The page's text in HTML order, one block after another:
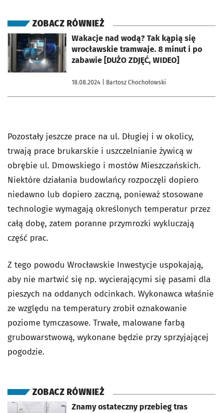
ZOBACZ RÓWNIEŻ
Wakacje nad wodą? Tak kąpią się
wrocławskie tramwaje. 8 minut i po
zabawie [DUŻO ZDJĘĆ, WIDEO]
18.08.2024 | Bartosz Chochołowski
otworzy się w nowej karcie
Pozostały jeszcze prace na ul. Długiej i w okolicy,
trwają prace brukarskie i uszczelnianie żywicą w
obrębie ul. Dmowskiego i mostów Mieszczańskich.
Niektóre działania budowlańcy rozpoczęli dopiero
niedawno lub dopiero zaczną, ponieważ stosowane
technologie wymagają określonych temperatur przez
całą dobę, zatem poranne przymrozki wykluczają
część prac.
Z tego powodu Wrocławskie Inwestycje uspokajają,
aby nie martwić się np. wycierającymi się pasami dla
pieszych na oddanych odcinkach. Wykonawca właśnie
ze względu na temperatury zrobił oznakowanie
poziome tymczasowe. Trwałe, malowane farbą
grubowarstwową, wykonane będzie przy sprzyjającej
pogodzie.
ZOBACZ RÓWNIEŻ
Znamy ostateczny przebieg tras
otworzy się w nowej karcie